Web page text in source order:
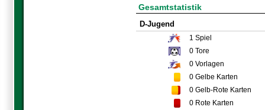
Gesamtstatistik
D-Jugend
1 Spiel
0 Tore
0 Vorlagen
0 Gelbe Karten
0 Gelb-Rote Karten
0 Rote Karten